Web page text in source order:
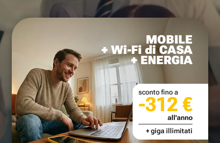
MOBILE
+ Wi-Fi di CASA
+ ENERGIA
sconto fino a
-312 €
all'anno
+ giga illimitati